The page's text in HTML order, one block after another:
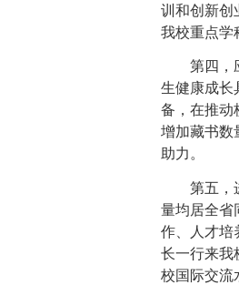
训和创新创
我校重点学
第四，
生健康成长
备，在推动
增加藏书数
助力。
第五，
量均居全省
作、人才培
长一行来我
校国际交流